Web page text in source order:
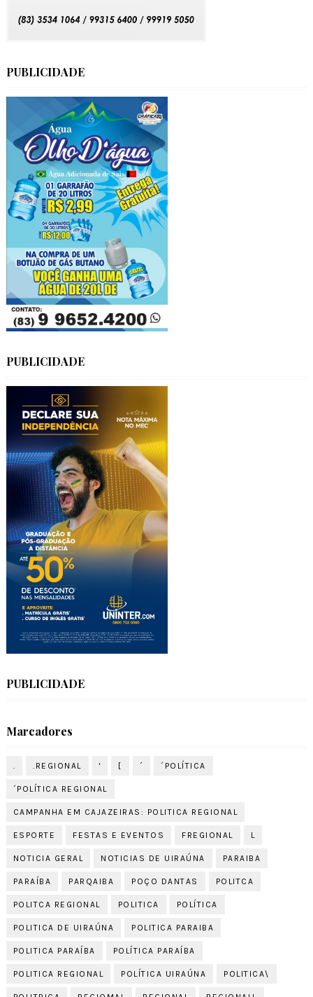
PUBLICIDADE
PUBLICIDADE
PUBLICIDADE
Marcadores
. .REGIONAL ' [ ´ ´POLÍTICA
´POLÍTICA REGIONAL
CAMPANHA EM CAJAZEIRAS: POLITICA REGIONAL
ESPORTE FESTAS E EVENTOS FREGIONAL L
NOTICIA GERAL NOTICIAS DE UIRAÚNA PARAIBA
PARAÍBA PARQAIBA POÇO DANTAS POLITCA
POLITCA REGIONAL POLITICA POLÍTICA
POLITICA DE UIRAÚNA POLITICA PARAIBA
POLITICA PARAÍBA POLÍTICA PARAÍBA
POLITICA REGIONAL POLÍTICA UIRAÚNA POLITICA\